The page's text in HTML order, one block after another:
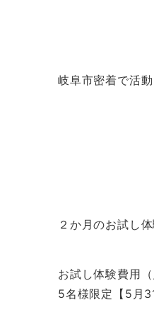
岐阜市密着で活
２か月のお試し
お試し体験費用
5名様限定【5月